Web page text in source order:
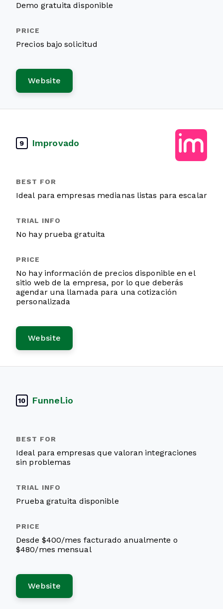
Demo gratuita disponible
Precios bajo solicitud
Website
9 Improvado
Ideal para empresas medianas listas para escalar
No hay prueba gratuita
No hay información de precios disponible en el
sitio web de la empresa, por lo que deberás
agendar una llamada para una cotización
personalizada
Website
10 Funnel.io
Ideal para empresas que valoran integraciones
sin problemas
Prueba gratuita disponible
Desde $400/mes facturado anualmente o
$480/mes mensual
Website